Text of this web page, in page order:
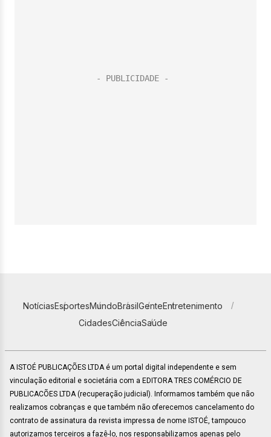
NotíciasEsportesMundoBrasilGenteEntretenimento
CidadesCiênciaSaúde
A ISTOÉ PUBLICAÇÕES LTDA é um portal digital independente e sem
vinculação editorial e societária com a EDITORA TRES COMÉRCIO DE
PUBLICACÕES LTDA (recuperação judicial). Informamos também que não
realizamos cobranças e que também não oferecemos cancelamento do
contrato de assinatura da revista impressa de nome ISTOÉ, tampouco
autorizamos terceiros a fazê-lo, nos responsabilizamos apenas pelo